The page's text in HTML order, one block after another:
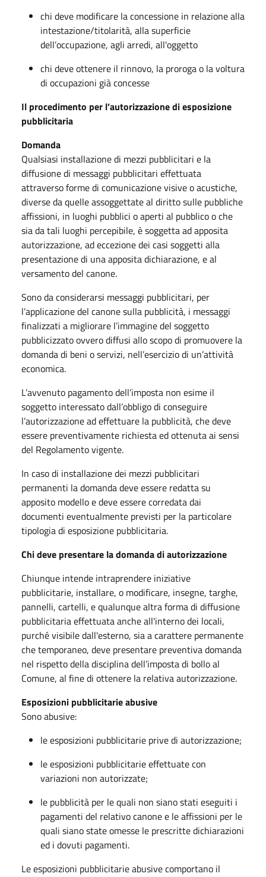
chi deve modificare la concessione in relazione alla
intestazione/titolarità, alla superficie
dell’occupazione, agli arredi, all'oggetto
chi deve ottenere il rinnovo, la proroga o la voltura
di occupazioni già concesse
Il procedimento per l’autorizzazione di esposizione
pubblicitaria
Domanda
Qualsiasi installazione di mezzi pubblicitari e la
diffusione di messaggi pubblicitari effettuata
attraverso forme di comunicazione visive o acustiche,
diverse da quelle assoggettate al diritto sulle pubbliche
affissioni, in luoghi pubblici o aperti al pubblico o che
sia da tali luoghi percepibile, è soggetta ad apposita
autorizzazione, ad eccezione dei casi soggetti alla
presentazione di una apposita dichiarazione, e al
versamento del canone.
Sono da considerarsi messaggi pubblicitari, per
l’applicazione del canone sulla pubblicità, i messaggi
finalizzati a migliorare l’immagine del soggetto
pubblicizzato ovvero diffusi allo scopo di promuovere la
domanda di beni o servizi, nell’esercizio di un’attività
economica.
L’avvenuto pagamento dell’imposta non esime il
soggetto interessato dall’obbligo di conseguire
l’autorizzazione ad effettuare la pubblicità, che deve
essere preventivamente richiesta ed ottenuta ai sensi
del Regolamento vigente.
In caso di installazione dei mezzi pubblicitari
permanenti la domanda deve essere redatta su
apposito modello e deve essere corredata dai
documenti eventualmente previsti per la particolare
tipologia di esposizione pubblicitaria.
Chi deve presentare la domanda di autorizzazione
Chiunque intende intraprendere iniziative
pubblicitarie, installare, o modificare, insegne, targhe,
pannelli, cartelli, e qualunque altra forma di diffusione
pubblicitaria effettuata anche all'interno dei locali,
purché visibile dall'esterno, sia a carattere permanente
che temporaneo, deve presentare preventiva domanda
nel rispetto della disciplina dell’imposta di bollo al
Comune, al fine di ottenere la relativa autorizzazione.
Esposizioni pubblicitarie abusive
Sono abusive:
le esposizioni pubblicitarie prive di autorizzazione;
le esposizioni pubblicitarie effettuate con
variazioni non autorizzate;
le pubblicità per le quali non siano stati eseguiti i
pagamenti del relativo canone e le affissioni per le
quali siano state omesse le prescritte dichiarazioni
ed i dovuti pagamenti.
Le esposizioni pubblicitarie abusive comportano il